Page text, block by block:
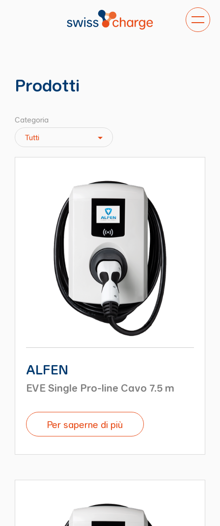
Abilita/
Prodotti
Categoria
Tutti
ALFEN
EVE Single Pro-line Cavo 7.5 m
Per saperne di più